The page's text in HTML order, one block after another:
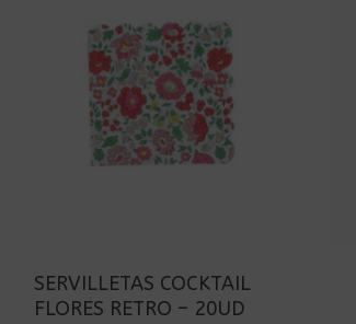
SERVILLETAS COCKTAIL
FLORES RETRO – 20UD